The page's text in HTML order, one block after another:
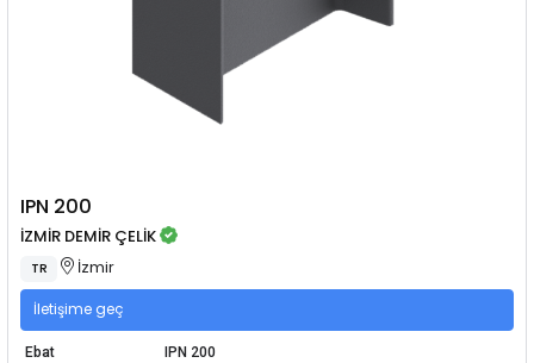
IPN 200
İZMİR DEMİR ÇELİK
TR İzmir
İletişime geç
Ebat
IPN 200